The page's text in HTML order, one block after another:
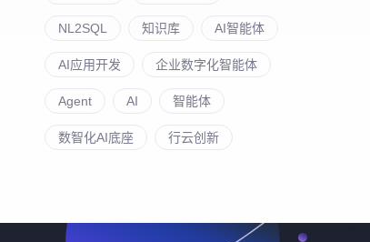
NL2SQL 知识库 AI智能体
AI应用开发 企业数字化智能体
Agent AI 智能体
数智化AI底座 行云创新